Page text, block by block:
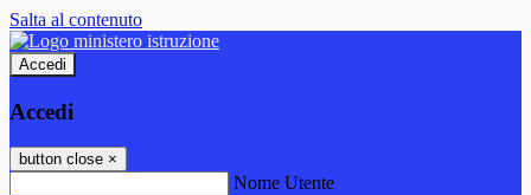
Salta al contenuto
Accedi
Accedi
button close ×
Nome Utente